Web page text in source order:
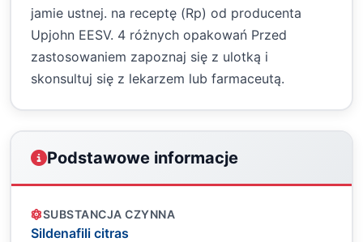
jamie ustnej. na receptę (Rp) od producenta
Upjohn EESV. 4 różnych opakowań Przed
zastosowaniem zapoznaj się z ulotką i
skonsultuj się z lekarzem lub farmaceutą.
Podstawowe informacje
SUBSTANCJA CZYNNA
Sildenafili citras